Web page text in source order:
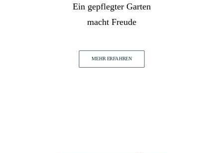
Ein gepflegter Garten
macht Freude
MEHR ERFAHREN